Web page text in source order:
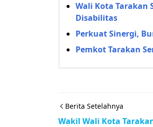
Wali Kota Tarakan
Disabilitas
Perkuat Sinergi,
Pemkot Tarakan
Berita Setelahnya
Wakil Wali Kota